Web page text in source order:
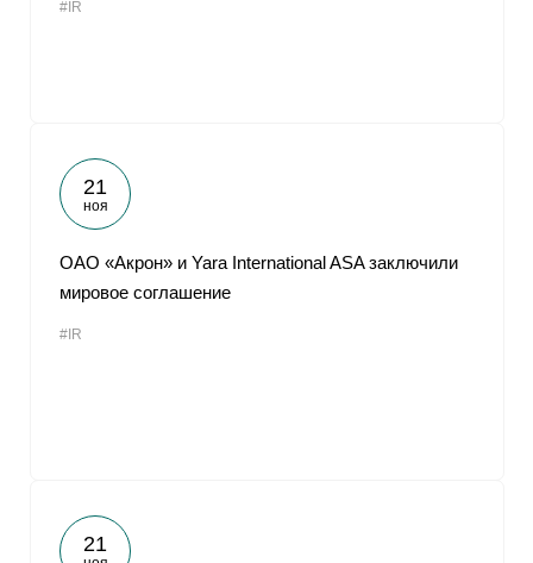
#IR
21
ноя
ОАО «Акрон» и Yara International ASA заключили
мировое соглашение
#IR
21